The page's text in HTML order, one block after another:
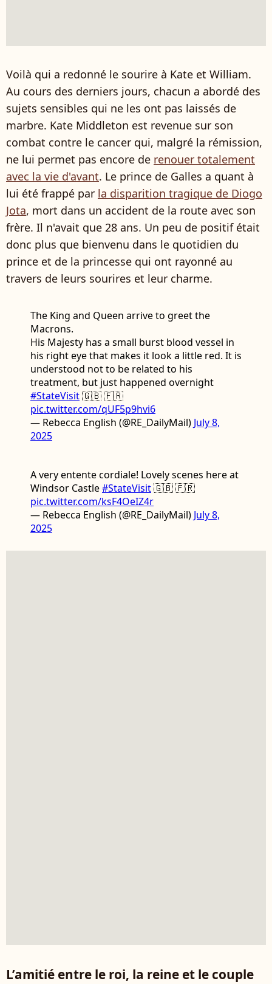
Voilà qui a redonné le sourire à Kate et William.
Au cours des derniers jours, chacun a abordé des
sujets sensibles qui ne les ont pas laissés de
marbre. Kate Middleton est revenue sur son
combat contre le cancer qui, malgré la rémission,
ne lui permet pas encore de renouer totalement
avec la vie d'avant. Le prince de Galles a quant à
lui été frappé par la disparition tragique de Diogo
Jota, mort dans un accident de la route avec son
frère. Il n'avait que 28 ans. Un peu de positif était
donc plus que bienvenu dans le quotidien du
prince et de la princesse qui ont rayonné au
travers de leurs sourires et leur charme.
The King and Queen arrive to greet the
Macrons.
His Majesty has a small burst blood vessel in
his right eye that makes it look a little red. It is
understood not to be related to his
treatment, but just happened overnight
#StateVisit🇬🇧 🇫🇷
pic.twitter.com/qUF5p9hvi6
— Rebecca English (@RE_DailyMail) July 8,
2025
A very entente cordiale! Lovely scenes here at
Windsor Castle#StateVisit🇬🇧 🇫🇷
pic.twitter.com/ksF4OeIZ4r
— Rebecca English (@RE_DailyMail) July 8,
2025
L’amitié entre le roi, la reine et le couple